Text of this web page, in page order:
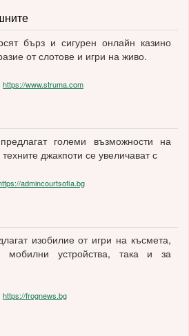
бърз и сигурен онлайн казино
от слотове и игри на живо.
https://www.struma.com
големи възможности на
джакпоти се увеличават с
admincourtsofia.bg
изобилие от игри на късмета,
мобилни устройства, така и за
https://frognews.bg